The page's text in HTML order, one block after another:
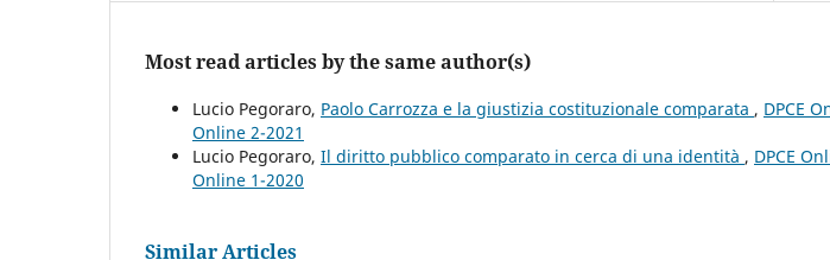
Most read articles by the same author(s)
Lucio Pegoraro, Paolo Carrozza e la giustizia costituzionale comparata , DPCE
Online 2-2021
Lucio Pegoraro, Il diritto pubblico comparato in cerca di una identità , DPCE
Online 1-2020
Similar Articles